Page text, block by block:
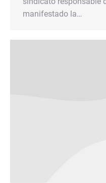
manifestado la…